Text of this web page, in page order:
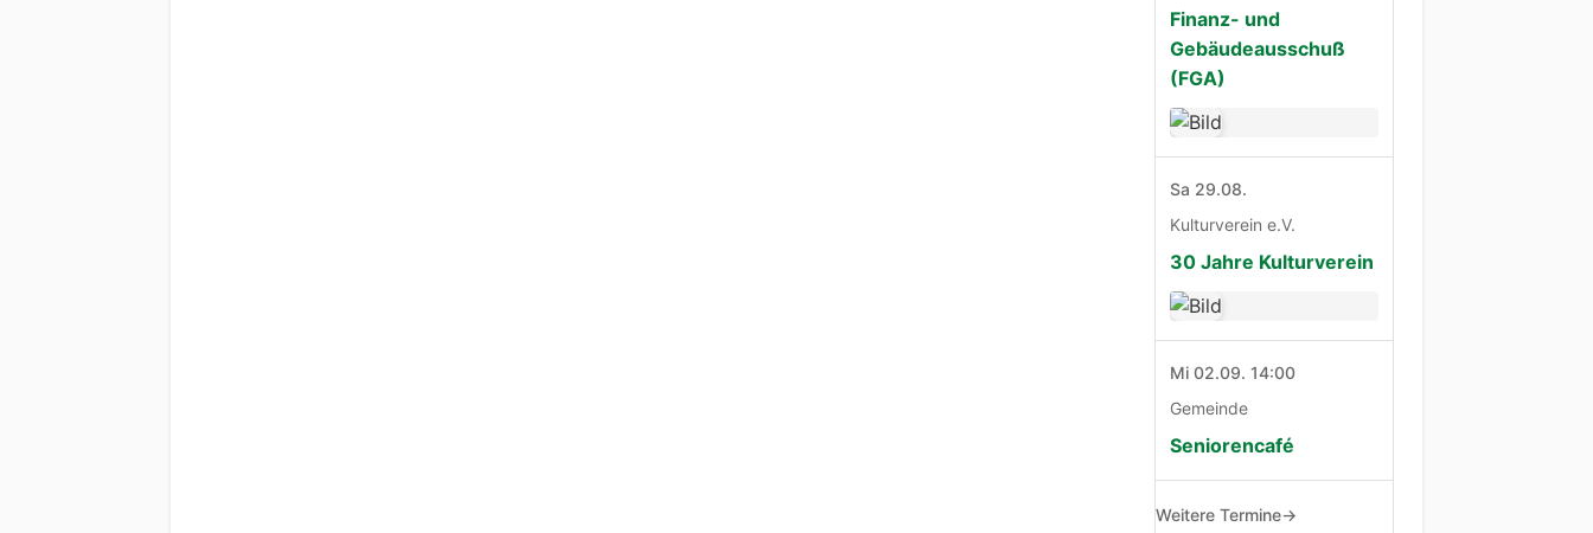
Finanz- und
Gebäudeausschuß
(FGA)
Sa 29.08.
Kulturverein e.V.
30 Jahre Kulturverein
Mi 02.09. 14:00
Gemeinde
Seniorencafé
Weitere Termine→